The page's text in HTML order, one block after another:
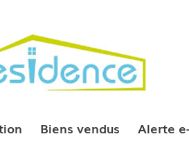
Biens vendus Alerte